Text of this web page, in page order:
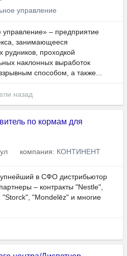
управление
– предприятие
занимающееся
рудников, проходкой
наклонных выработок
способом, а также...
назад
по кормам для
компания: КОНТИНЕНТ
в СФО дистрибьютор
– контракты "Nestle",
"Mondelēz" и многие